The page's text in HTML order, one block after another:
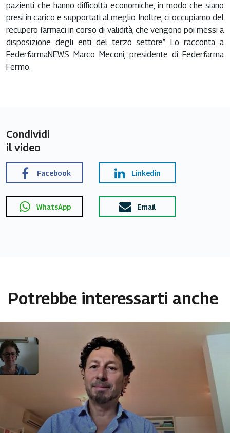
pazienti che hanno difficoltà economiche, in modo che siano
presi in carico e supportati al meglio. Inoltre, ci occupiamo del
recupero farmaci in corso di validità, che vengono poi messi a
disposizione degli enti del terzo settore”. Lo racconta a
FederfarmaNEWS Marco Meconi, presidente di Federfarma
Fermo.
Condividi
il video
Facebook Linkedin
WhatsApp Email
Potrebbe interessarti anche